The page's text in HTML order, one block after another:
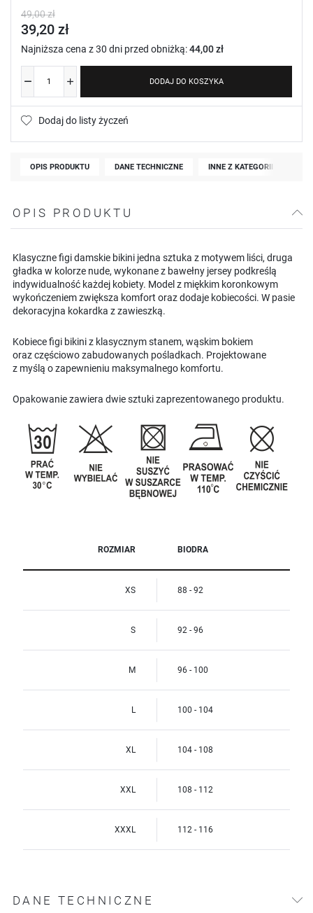
49,00 zł
39,20 zł
Najniższa cena z 30 dni przed obniżką:44,00 zł
DODAJ DO KOSZYKA
Dodaj do listy życzeń
OPIS PRODUKTU DANE TECHNICZNE INNE Z KATEGORII
OPIS PRODUKTU
Klasyczne figi damskie bikini jedna sztuka z motywem liści, druga
gładka w kolorze nude, wykonane z bawełny jersey podkreślą
indywidualność każdej kobiety. Model z miękkim koronkowym
wykończeniem zwiększa komfort oraz dodaje kobiecości. W pasie
dekoracyjna kokardka z zawieszką.
Kobiece figi bikini z klasycznym stanem, wąskim bokiem
oraz częściowo zabudowanych pośladkach. Projektowane
z myślą o zapewnieniu maksymalnego komfortu.
Opakowanie zawiera dwie sztuki zaprezentowanego produktu.
ROZMIAR BIODRA
XS 88 - 92
S 92 - 96
M 96 - 100
L 100 - 104
XL 104 - 108
XXL 108 - 112
XXXL 112 - 116
DANE TECHNICZNE